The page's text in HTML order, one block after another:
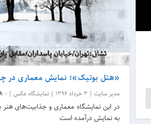
«هتل بوتیک»؛ نمایش معماری در
مدیر سایت | 3 خرداد 1396 |نمایشگاه عکس |
0
در این نمایشگاه معماری و جذابیت‌های
به نمایش درآمده است